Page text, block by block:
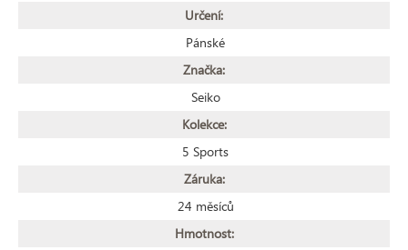
Určení:
Pánské
Značka:
Seiko
Kolekce:
5 Sports
Záruka:
24 měsíců
Hmotnost: